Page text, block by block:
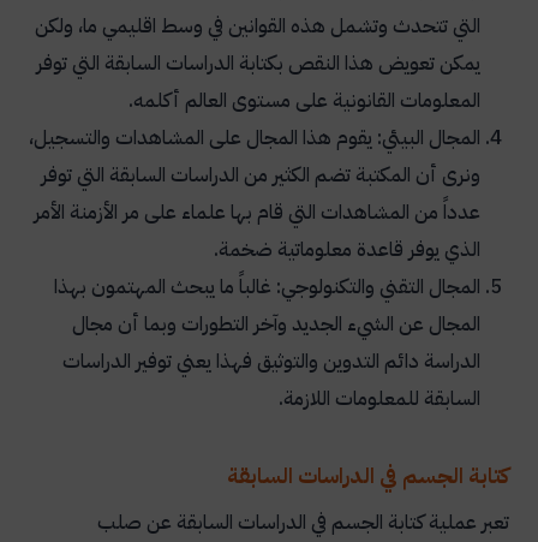
التي تتحدث وتشمل هذه القوانين في وسط اقليمي ما، ولكن
يمكن تعويض هذا النقص بكتابة الدراسات السابقة التي توفر
المعلومات القانونية على مستوى العالم أكلمه.
المجال البيئي: يقوم هذا المجال على المشاهدات والتسجيل،
ونرى أن المكتبة تضم الكثير من الدراسات السابقة التي توفر
عدداً من المشاهدات التي قام بها علماء على مر الأزمنة الأمر
الذي يوفر قاعدة معلوماتية ضخمة.
المجال التقني والتكنولوجي: غالباً ما يبحث المهتمون بهذا
المجال عن الشيء الجديد وآخر التطورات وبما أن مجال
الدراسة دائم التدوين والتوثيق فهذا يعني توفير الدراسات
السابقة للمعلومات اللازمة.
كتابة الجسم في الدراسات السابقة
تعبر عملية كتابة الجسم في الدراسات السابقة عن صلب